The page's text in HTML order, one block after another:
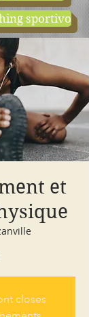
sportivo
negozio
et
closes